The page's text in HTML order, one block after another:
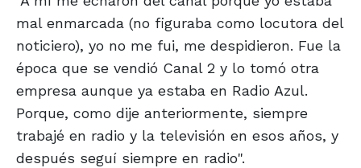
mal enmarcada (no figuraba como locutora del
noticiero), yo no me fui, me despidieron. Fue la
época que se vendió Canal 2 y lo tomó otra
empresa aunque ya estaba en Radio Azul.
Porque, como dije anteriormente, siempre
trabajé en radio y la televisión en esos años, y
después seguí siempre en radio".